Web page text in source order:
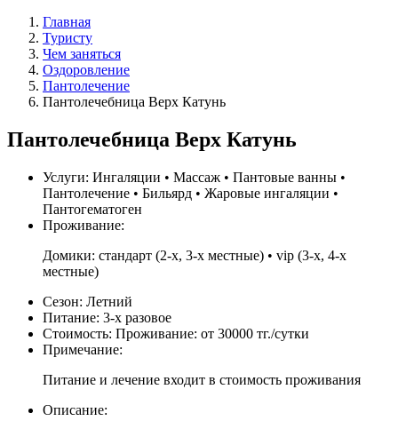
Главная
Туристу
Чем заняться
Оздоровление
Пантолечение
Пантолечебница Верх Катунь
Пантолечебница Верх Катунь
Услуги: Ингаляции • Массаж • Пантовые ванны •
Пантолечение • Бильярд • Жаровые ингаляции •
Пантогематоген
Проживание:
Домики: стандарт (2-х, 3-х местные) • vip (3-х, 4-х
местные)
Сезон: Летний
Питание: 3-х разовое
Стоимость: Проживание: от 30000 тг./сутки
Примечание:
Питание и лечение входит в стоимость проживания
Описание: